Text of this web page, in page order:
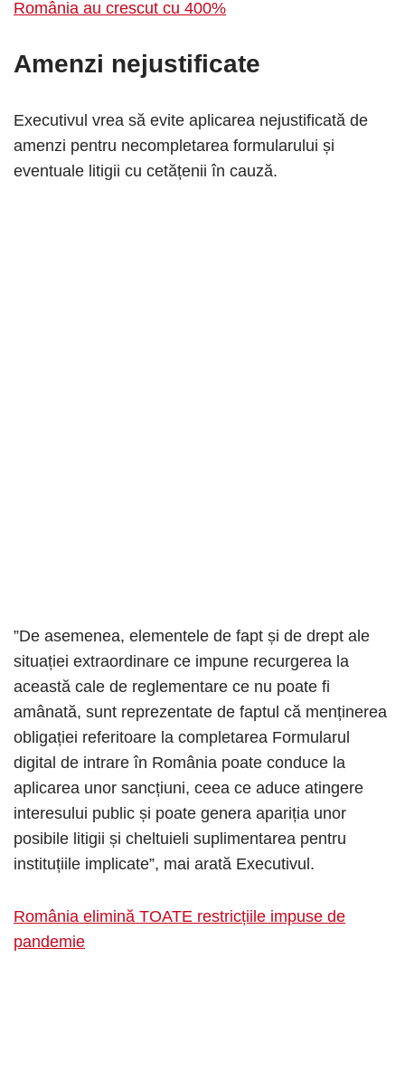
România au crescut cu 400%
Amenzi nejustificate
Executivul vrea să evite aplicarea nejustificată de
amenzi pentru necompletarea formularului și
eventuale litigii cu cetățenii în cauză.
”De asemenea, elementele de fapt și de drept ale
situației extraordinare ce impune recurgerea la
această cale de reglementare ce nu poate fi
amânată, sunt reprezentate de faptul că menținerea
obligației referitoare la completarea Formularul
digital de intrare în România poate conduce la
aplicarea unor sancțiuni, ceea ce aduce atingere
interesului public și poate genera apariția unor
posibile litigii și cheltuieli suplimentarea pentru
instituțiile implicate”, mai arată Executivul.
România elimină TOATE restricțiile impuse de
pandemie